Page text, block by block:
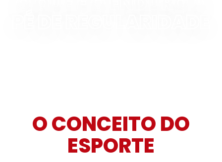
O CONCEITO DO
ESPORTE